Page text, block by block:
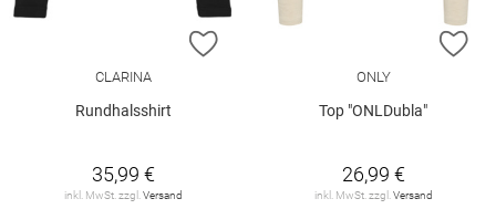
ZUR WUNSCHLISTE HINZUFÜGEN
CLARINA
Rundhalsshirt
35,99 €
inkl. MwSt. zzgl. Versand
ONLY
Top "ONLDubla"
26,99 €
inkl. MwSt. zzgl. Versand